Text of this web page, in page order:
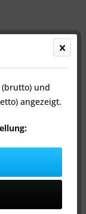
und
angezeigt.